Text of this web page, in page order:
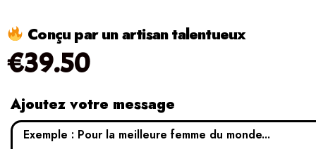
Conçu par un artisan talentueux
€39.50
Ajoutez votre message